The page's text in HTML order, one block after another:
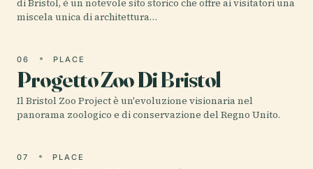
di Bristol, è un notevole sito storico che offre ai visitatori una
miscela unica di architettura…
06 PLACE
Progetto Zoo Di Bristol
Il Bristol Zoo Project è un'evoluzione visionaria nel
panorama zoologico e di conservazione del Regno Unito.
07 PLACE